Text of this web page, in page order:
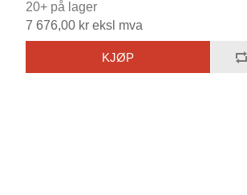
20+ på lager
7 676,00 kr eksl mva
KJØP